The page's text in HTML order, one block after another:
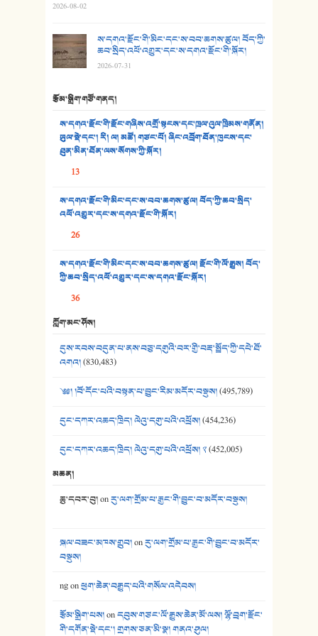
30. སི་ལིང་འབྲི་མོ། - ཕན་ཐོག
31. ཕ་ཡུལ་ཡར་ཀླུང་།
32. ཨ་མ།
33. འཛོམས་པའི་ལམ།
34. ཉི་མ་སེམས་ལ་ཞོག་དང་། - ཟླ་སྒྲོན།
36. ཟླ་གཞོན་སྙན་དབྱངས། - ཟླ་སྒྲོན།
38. ཡབ་ཡུམ། - ཟླ་སྒྲོན།
2026-08-02
ས་དགའ་རྫོང་གི་མིང་དང་ས་བབ་ཆགས་ཚུལ། བོད་ཀྱི་
ཆབ་སྲིད་འཕོ་འགྱུར་དང་ས་དགའ་རྫོང་གི་སྐོར།
2026-07-31
རྩོམ་སྒྲིག་གཙོ་གནད།
ས་དགའ་རྫོང་གི་རྫོང་གཞིས་འགྲོ་སྟངས་དང་ཁྲལ་འུལ་ཁྲིམས་གནོན།
ཡུལ་སྡེ་དང་། རི། ལ། མཚོ། གཙང་པོ། ཞིང་འབྲོག་ཐོན་ཁུངས་དང་
ཐུན་མིན་ཐོན་ལས་སོགས་ཀྱི་སྐོར།
13
ས་དགའ་རྫོང་གི་མིང་དང་ས་བབ་ཆགས་ཚུལ། བོད་ཀྱི་ཆབ་སྲིད་
འཕོ་འགྱུར་དང་ས་དགའ་རྫོང་གི་སྐོར།
26
ས་དགའ་རྫོང་གི་མིང་དང་ས་བབ་ཆགས་ཚུལ། རྫོང་གི་ལོ་རྒྱུས། བོད་
ཀྱི་ཆབ་སྲིད་འཕོ་འགྱུར་དང་ས་དགའ་རྫོང་སྐོར།
36
ཀློག་མང་ཤོས།
དུས་རབས་བདུན་པ་ནས་བཅུ་དགུའི་བར་གྱི་བརྡ་སྤྲོད་ཀྱི་དཔེ་ཐོ་
འགའ།(830,483)
༄༅། །བོ་དོང་པའི་བསྟན་པ་བྱུང་རིམ་མདོར་བསྡུས།(495,789)
དུང་དཀར་འཆད་ཁྲིད། ལེའུ་དགུ་པའི་འཕྲོས།(454,236)
དུང་དཀར་འཆད་ཁྲིད། ལེའུ་དགུ་པའི་འཕྲོས། ༢(452,005)
མཆན།
ཆུ་དབར་བུ།onརུ་ལག་གྲོམ་པ་རྒྱང་གི་བྱུང་བ་མདོར་བསྡུས།
སྐལ་བཟང་མཁས་གྲུབ།onརུ་ལག་གྲོམ་པ་རྒྱང་གི་བྱུང་བ་མདོར་
བསྡུས།
ngonཕྱག་ཆེན་བརྒྱུད་པའི་གསོལ་འདེབས།
རྩོམ་སྒྲིག་པས།onདབུས་གཙང་ལོ་རྒྱུས་ཆེན་མོ་ལས། ལྷོ་བྲག་རྫོང་
གི་དགོན་སྡེ་དང་། གྲགས་ཅན་མི་སྣ། གནའ་ཤུལ།